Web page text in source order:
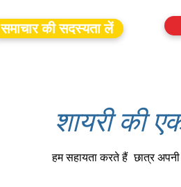
समाचार की सदस्यता लें
शायरी की
हम सहायता करते हैं छात्र